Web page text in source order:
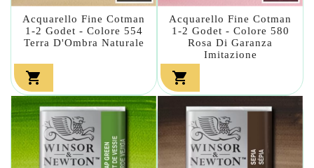
Acquarello Fine Cotman
1-2 Godet - Colore 554
Terra D'Ombra Naturale

Acquarello Fine Cotman
1-2 Godet - Colore 580
Rosa Di Garanza
Imitazione
